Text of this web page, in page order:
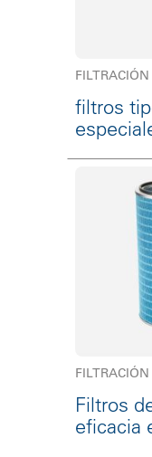
filtros
Filtros
eficacia